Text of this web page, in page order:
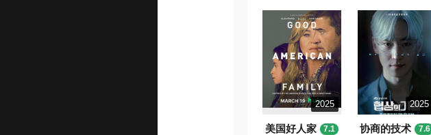
2025
美国好人家
7.1
2025
协商的技术
7.6